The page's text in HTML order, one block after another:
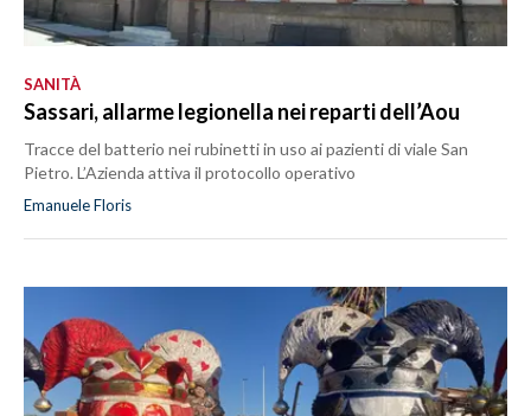
SANITÀ
Sassari, allarme legionella nei reparti dell’Aou
Tracce del batterio nei rubinetti in uso ai pazienti di viale San
Pietro. L’Azienda attiva il protocollo operativo
Emanuele Floris